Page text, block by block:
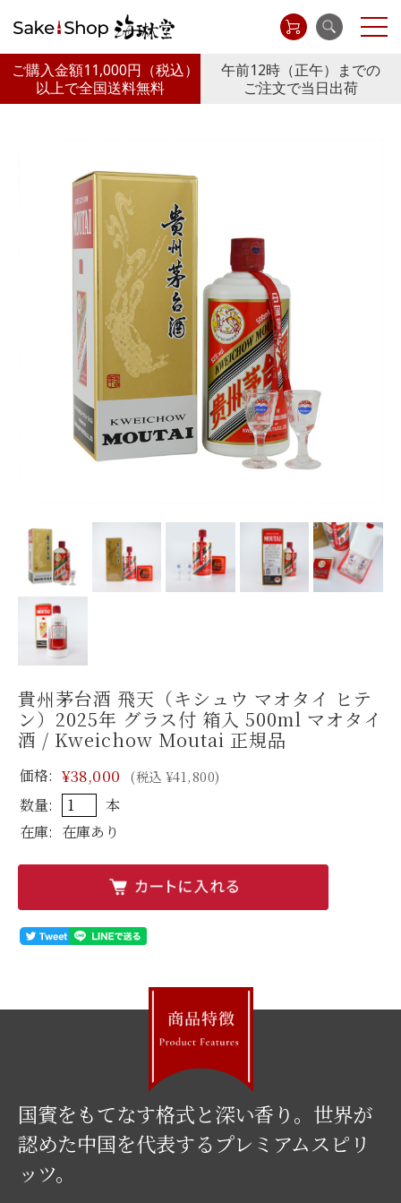
ご購入金額11,000円 （税込）
以上で全国送料無料
午前12時（正午）までの
ご注文で当日出荷
貴州茅台酒 飛天（キシュウ マオタイ ヒテ
ン）2025年 グラス付 箱入 500ml マオタイ
酒 / Kweichow Moutai 正規品
価格: ¥38,000 (税込 ¥41,800)
数量:
本
在庫: 在庫あり
国賓をもてなす格式と深い香り。世界が
認めた中国を代表するプレミアムスピリ
ッツ。